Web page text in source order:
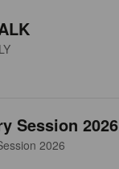
Session 2026
2026